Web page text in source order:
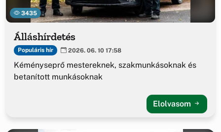
3435
Álláshírdetés
Populáris hír 2026. 06. 10 17:58
Kéményseprő mestereknek, szakmunkásoknak és
betanított munkásoknak
Elolvasom